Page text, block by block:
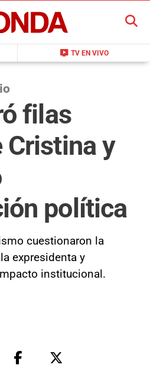
live_tv TV EN VIVO
BUSCAR
filas
Cristina y
política
cuestionaron la
expresidenta y
institucional.